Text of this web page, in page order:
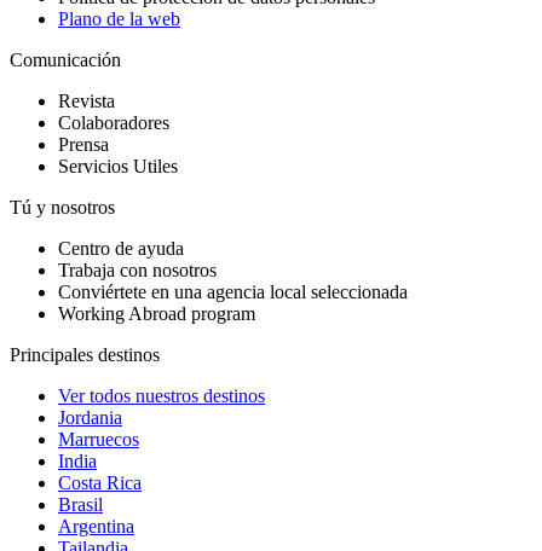
Plano de la web
Comunicación
Revista
Colaboradores
Prensa
Servicios Utiles
Tú y nosotros
Centro de ayuda
Trabaja con nosotros
Conviértete en una agencia local seleccionada
Working Abroad program
Principales destinos
Ver todos nuestros destinos
Jordania
Marruecos
India
Costa Rica
Brasil
Argentina